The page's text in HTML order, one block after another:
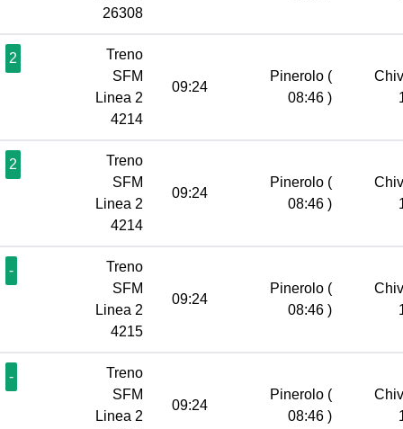
26308
2
Treno
SFM
Linea 2
4214
09:24
Pinerolo (
08:46 )
2
Treno
SFM
Linea 2
4214
09:24
Pinerolo (
08:46 )
-
Treno
SFM
Linea 2
4215
09:24
Pinerolo (
08:46 )
-
Treno
SFM
Linea 2
09:24
Pinerolo (
08:46 )